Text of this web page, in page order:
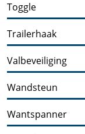
Toggle
Trailerhaak
Valbeveiliging
Wandsteun
Wantspanner